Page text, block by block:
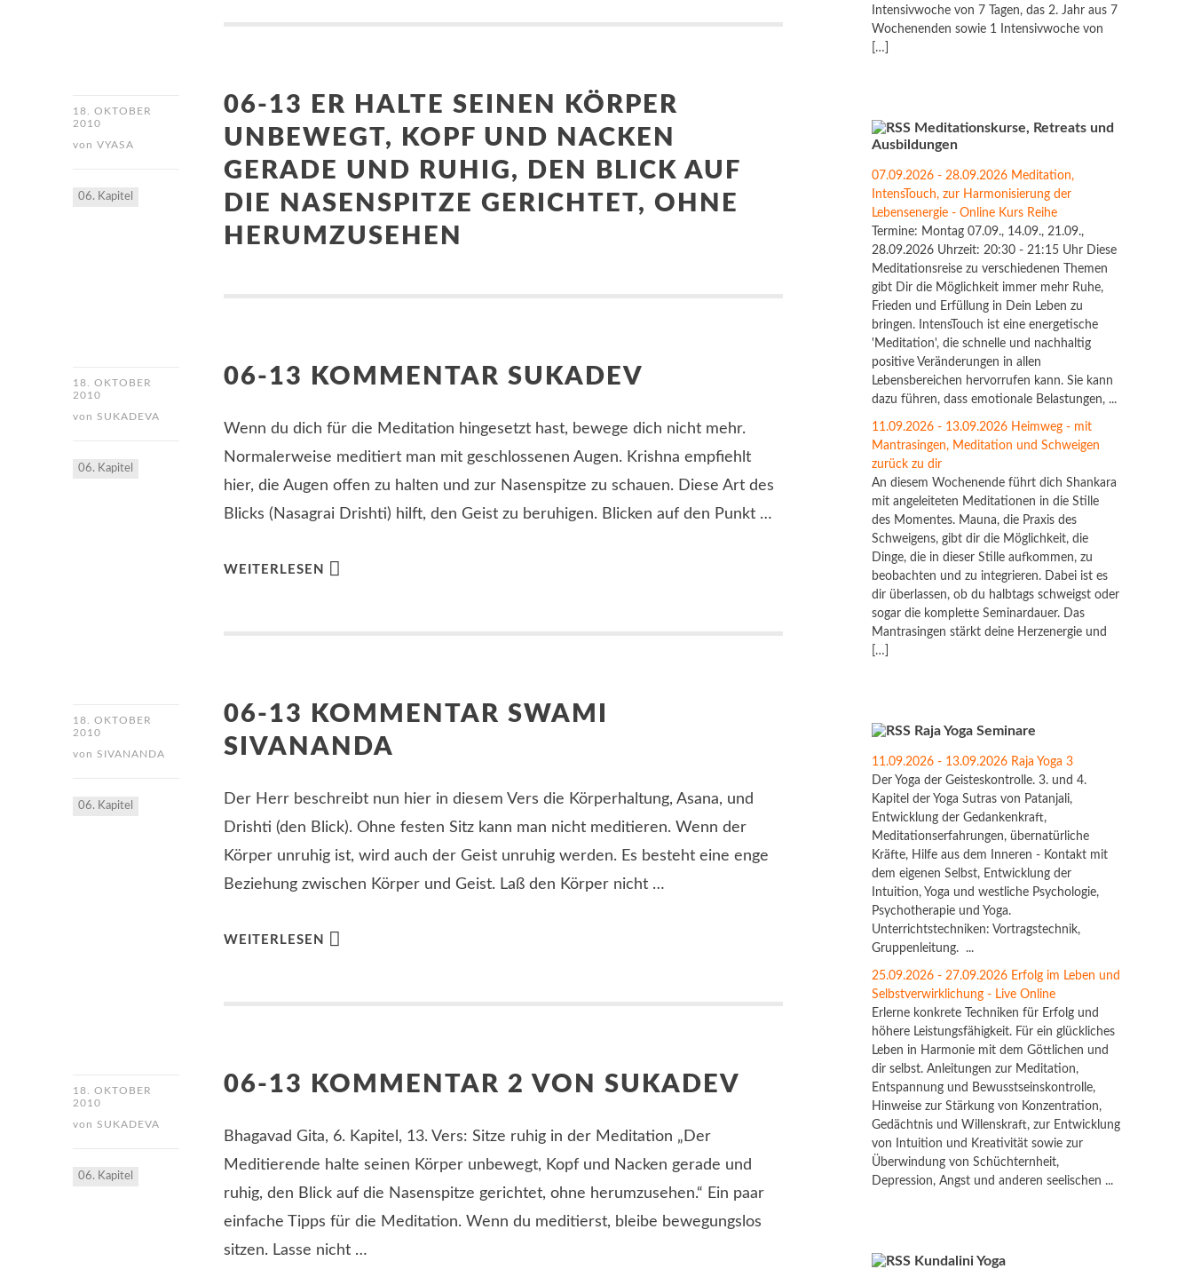
18. OKTOBER
2010
von VYASA
06. Kapitel
06-13 ER HALTE SEINEN KÖRPER
UNBEWEGT, KOPF UND NACKEN
GERADE UND RUHIG, DEN BLICK AUF
DIE NASENSPITZE GERICHTET, OHNE
HERUMZUSEHEN
18. OKTOBER
2010
von SUKADEVA
06. Kapitel
06-13 KOMMENTAR SUKADEV
Wenn du dich für die Meditation hingesetzt hast, bewege dich nicht mehr.
Normalerweise meditiert man mit geschlossenen Augen. Krishna empfiehlt
hier, die Augen offen zu halten und zur Nasenspitze zu schauen. Diese Art des
Blicks (Nasagrai Drishti) hilft, den Geist zu beruhigen. Blicken auf den Punkt …
WEITERLESEN
18. OKTOBER
2010
von SIVANANDA
06. Kapitel
06-13 KOMMENTAR SWAMI
SIVANANDA
Der Herr beschreibt nun hier in diesem Vers die Körperhaltung, Asana, und
Drishti (den Blick). Ohne festen Sitz kann man nicht meditieren. Wenn der
Körper unruhig ist, wird auch der Geist unruhig werden. Es besteht eine enge
Beziehung zwischen Körper und Geist. Laß den Körper nicht …
WEITERLESEN
18. OKTOBER
2010
von SUKADEVA
06. Kapitel
06-13 KOMMENTAR 2 VON SUKADEV
Bhagavad Gita, 6. Kapitel, 13. Vers: Sitze ruhig in der Meditation „Der
Meditierende halte seinen Körper unbewegt, Kopf und Nacken gerade und
ruhig, den Blick auf die Nasenspitze gerichtet, ohne herumzusehen.“ Ein paar
einfache Tipps für die Meditation. Wenn du meditierst, bleibe bewegungslos
sitzen. Lasse nicht …
Intensivwoche von 7 Tagen, das 2. Jahr aus 7
Wochenenden sowie 1 Intensivwoche von
[…]
Meditationskurse, Retreats und
Ausbildungen
07.09.2026 - 28.09.2026 Meditation,
IntensTouch, zur Harmonisierung der
Lebensenergie - Online Kurs Reihe
Termine: Montag 07.09., 14.09., 21.09.,
28.09.2026 Uhrzeit: 20:30 - 21:15 Uhr Diese
Meditationsreise zu verschiedenen Themen
gibt Dir die Möglichkeit immer mehr Ruhe,
Frieden und Erfüllung in Dein Leben zu
bringen. IntensTouch ist eine energetische
'Meditation', die schnelle und nachhaltig
positive Veränderungen in allen
Lebensbereichen hervorrufen kann. Sie kann
dazu führen, dass emotionale Belastungen, ...
11.09.2026 - 13.09.2026 Heimweg - mit
Mantrasingen, Meditation und Schweigen
zurück zu dir
An diesem Wochenende führt dich Shankara
mit angeleiteten Meditationen in die Stille
des Momentes. Mauna, die Praxis des
Schweigens, gibt dir die Möglichkeit, die
Dinge, die in dieser Stille aufkommen, zu
beobachten und zu integrieren. Dabei ist es
dir überlassen, ob du halbtags schweigst oder
sogar die komplette Seminardauer. Das
Mantrasingen stärkt deine Herzenergie und
[…]
Raja Yoga Seminare
11.09.2026 - 13.09.2026 Raja Yoga 3
Der Yoga der Geisteskontrolle. 3. und 4.
Kapitel der Yoga Sutras von Patanjali,
Entwicklung der Gedankenkraft,
Meditationserfahrungen, übernatürliche
Kräfte, Hilfe aus dem Inneren - Kontakt mit
dem eigenen Selbst, Entwicklung der
Intuition, Yoga und westliche Psychologie,
Psychotherapie und Yoga.
Unterrichtstechniken: Vortragstechnik,
Gruppenleitung. ...
25.09.2026 - 27.09.2026 Erfolg im Leben und
Selbstverwirklichung - Live Online
Erlerne konkrete Techniken für Erfolg und
höhere Leistungsfähigkeit. Für ein glückliches
Leben in Harmonie mit dem Göttlichen und
dir selbst. Anleitungen zur Meditation,
Entspannung und Bewusstseinskontrolle,
Hinweise zur Stärkung von Konzentration,
Gedächtnis und Willenskraft, zur Entwicklung
von Intuition und Kreativität sowie zur
Überwindung von Schüchternheit,
Depression, Angst und anderen seelischen ...
Kundalini Yoga